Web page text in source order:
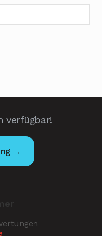
verfügbar!
→